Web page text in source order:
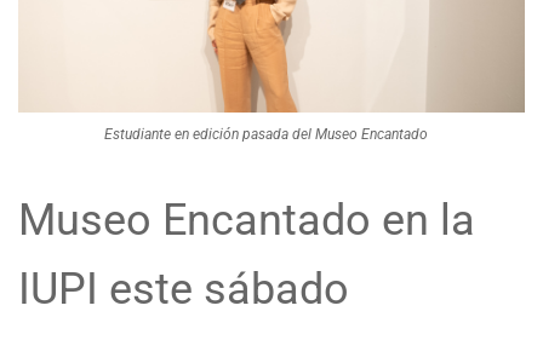
Estudiante en edición pasada del Museo Encantado
Museo Encantado en la
IUPI este sábado